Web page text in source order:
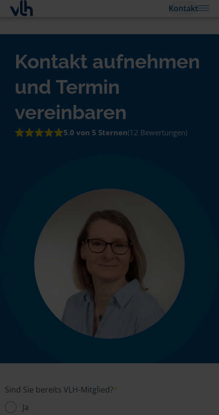
Kontakt
Kontakt aufnehmen
und Termin
vereinbaren
5.0 von 5 Sternen(12 Bewertungen)
Sind Sie bereits VLH-Mitglied?*
Ja